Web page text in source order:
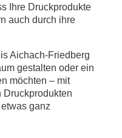
Ihre Druckprodukte
auch durch ihre
Aichach-Friedberg
gestalten oder ein
möchten – mit
Druckprodukten
ganz